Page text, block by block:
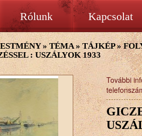
Rólunk Kapcsolat
»TÉMA»TÁJKÉP»
: USZÁLYOK 1933
További